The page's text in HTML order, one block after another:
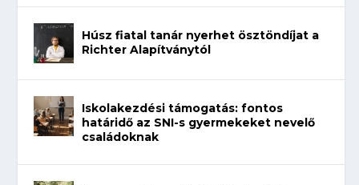
Húsz fiatal tanár nyerhet ösztöndíjat a
Richter Alapítványtól
Iskolakezdési támogatás: fontos
határidő az SNI-s gyermekeket nevelő
családoknak